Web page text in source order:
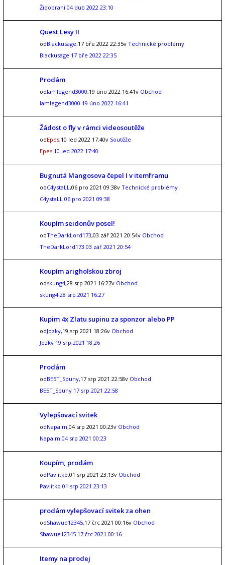
Židobraní 04 dub 2022 23:10
Quest Lesy II
odBlackusage,17 bře 2022 22:35v Technické problémy
Blackusage 17 bře 2022 22:35
Prodám
odIamlegend3000,19 úno 2022 16:41v Obchod
Iamlegend3000 19 úno 2022 16:41
Žádost o fly v rámci videosoutěže
odEpes,10 led 2022 17:40v Soutěže
Epes 10 led 2022 17:40
Bugnutá Mangosova čepel I v itemframu
odC4ystaLL,06 pro 2021 09:38v Technické problémy
C4ystaLL 06 pro 2021 09:38
Koupím seidonův posel!
odTheDarkLord173,03 zář 2021 20:54v Obchod
TheDarkLord173 03 zář 2021 20:54
Koupím arigholskou zbroj
odskung4,28 srp 2021 16:27v Obchod
skung4 28 srp 2021 16:27
Kupim 4x Zlatu supinu za sponzor alebo PP
odJozky,19 srp 2021 18:26v Obchod
Jozky 19 srp 2021 18:26
Prodám
odBE5T_Spuny,17 srp 2021 22:58v Obchod
BE5T_Spuny 17 srp 2021 22:58
Vylepšovací svitek
odNapalm,04 srp 2021 00:23v Obchod
Napalm 04 srp 2021 00:23
Koupím, prodám
odPavlitko,01 srp 2021 23:13v Obchod
Pavlitko 01 srp 2021 23:13
prodám vylepšovací svitek za ohen
odShawue12345,17 črc 2021 00:16v Obchod
Shawue12345 17 črc 2021 00:16
Itemy na prodej